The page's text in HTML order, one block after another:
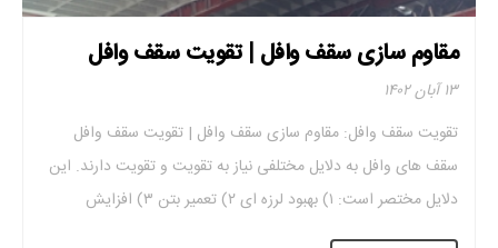
مقاوم سازی سقف وافل | تقویت سقف وافل
۱۳ آبان ۱۴۰۲
تقویت سقف وافل: مقاوم سازی سقف وافل | تقویت سقف وافل
سقف های وافل به دلایل مختلفی نیاز به تقویت و تقویت دارند. این
دلایل مختصر است: ۱) بهبود لرزه ای ۲) تعمیر بتن ۳) افزایش